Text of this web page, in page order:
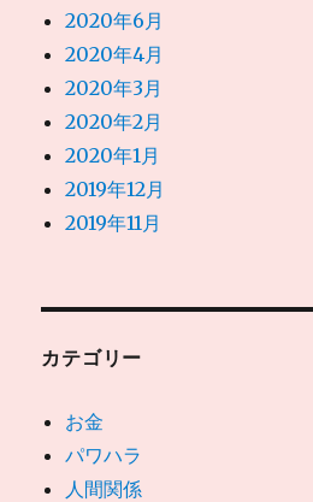
2020年6月
2020年4月
2020年3月
2020年2月
2020年1月
2019年12月
2019年11月
カテゴリー
お金
パワハラ
人間関係